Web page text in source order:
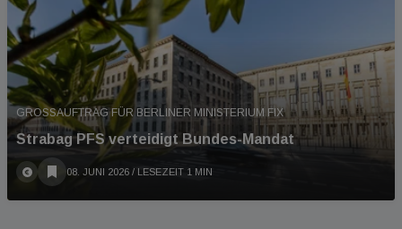
GROSSAUFTRAG FÜR BERLINER MINISTERIUM FIX
Strabag PFS verteidigt Bundes-Mandat
08. JUNI 2026 / LESEZEIT 1 MIN